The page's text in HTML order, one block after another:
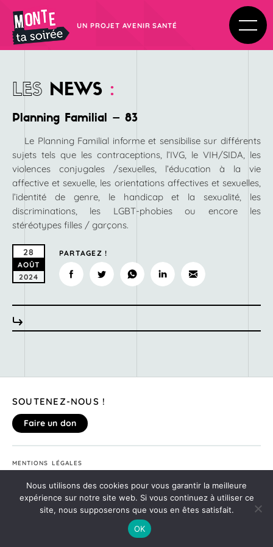
UN PROJET AVENIR SANTÉ
LES NEWS :
Planning Familial – 83
Le Planning Familial informe et sensibilise sur différents
sujets tels que les contraceptions, l’IVG, le VIH/SIDA, les
violences conjugales /sexuelles, l’éducation à la vie
affective et sexuelle, les orientations affectives et sexuelles,
l’identité de genre, le handicap et la sexualité, les
discriminations, les LGBT-phobies ou encore les
stéréotypes filles / garçons.
28
AOÛT
2024
PARTAGEZ !
SOUTENEZ-NOUS !
Faire un don
MENTIONS LÉGALES
©2020
MONTE TA SOIRÉE
Nous utilisons des cookies pour vous garantir la meilleure
expérience sur notre site web. Si vous continuez à utiliser ce
site, nous supposerons que vous en êtes satisfait.
OK